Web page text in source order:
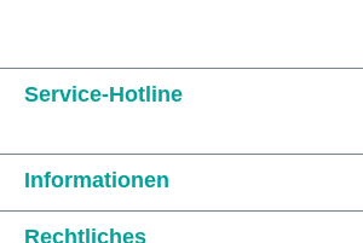
Service-Hotline
Informationen
Rechtliches